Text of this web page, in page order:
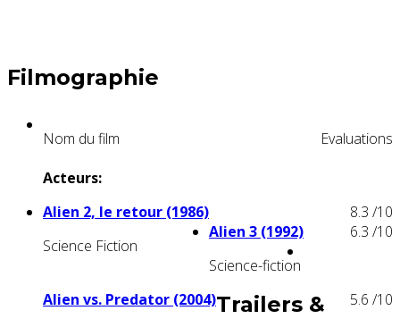
Filmographie
Nom du film
Evaluations
Acteurs:
Alien 2, le retour (1986)
Science Fiction
8.3 /10
Alien 3 (1992)
Science-fiction
6.3 /10
Alien vs. Predator (2004)
5.6 /10
Trailers &